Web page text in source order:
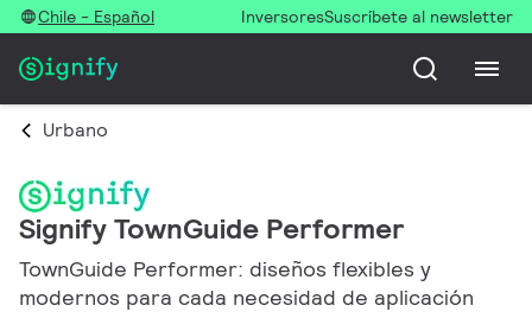
Chile - Español InversoresSuscríbete al newsletter
Urbano
Signify TownGuide Performer
TownGuide Performer: diseños flexibles y
modernos para cada necesidad de aplicación